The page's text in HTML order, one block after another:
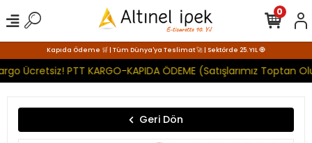
Kapıda Ödeme 🛒 | Tüm Dünya'ya Teslimat 🚀 | Sektörde 25. YIL 🧿
Ücretsiz! PTT KARGO-KAPIDA ÖDEME (Satışlarımız Toptan
0
Geri Dön